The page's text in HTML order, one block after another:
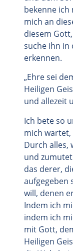
bekenne ich
mich an
diesem
suche ihn in
erkennen.
„Ehre sei
Heiligen
und allezeit
Ich bete so
mich
Durch alles,
und
das derer,
aufgegeben
will, denen
Indem ich
indem ich
mit Gott,
Heiligen